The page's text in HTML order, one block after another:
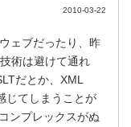
2010-03-22
ェブだったり、昨
術は避けて通れ
だとか、XML
じてしまうことが
ンプレックスがぬ